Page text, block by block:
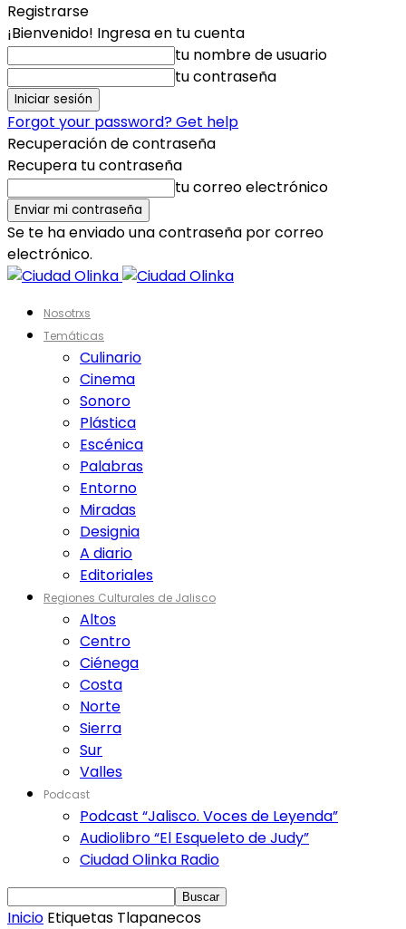
Registrarse
¡Bienvenido! Ingresa en tu cuenta
tu nombre de usuario
tu contraseña
Forgot your password? Get help
Recuperación de contraseña
Recupera tu contraseña
tu correo electrónico
Se te ha enviado una contraseña por correo
electrónico.
Nosotrxs
Temáticas
Culinario
Cinema
Sonoro
Plástica
Escénica
Palabras
Entorno
Miradas
Designia
A diario
Editoriales
Regiones Culturales de Jalisco
Altos
Centro
Ciénega
Costa
Norte
Sierra
Sur
Valles
Podcast
Podcast “Jalisco. Voces de Leyenda”
Audiolibro “El Esqueleto de Judy”
Ciudad Olinka Radio
Inicio Etiquetas Tlapanecos